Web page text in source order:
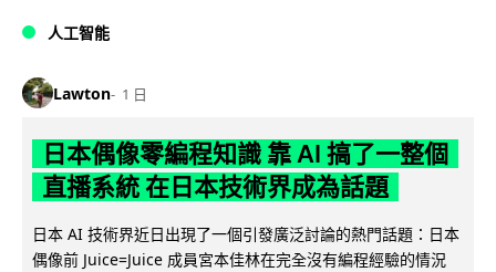
人工智能
Lawton 1 日
日本偶像零編程知識 靠 AI 搞了一整個
直播系統 在日本技術界成為話題
日本 AI 技術界近日出現了一個引發廣泛討論的熱門話題：日本
偶像前 Juice=Juice 成員宮本佳林在完全沒有編程經驗的情況